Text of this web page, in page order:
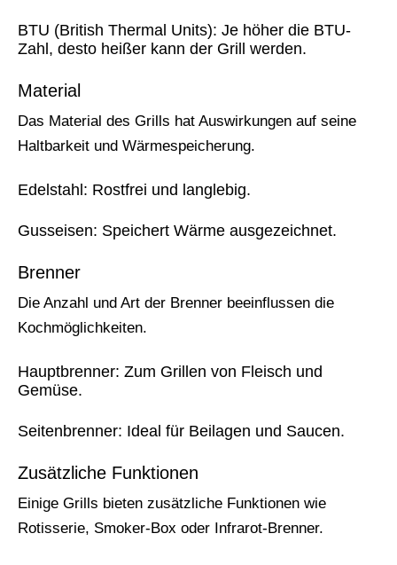
BTU (British Thermal Units): Je höher die BTU-
Zahl, desto heißer kann der Grill werden.
Material
Das Material des Grills hat Auswirkungen auf seine
Haltbarkeit und Wärmespeicherung.
Edelstahl: Rostfrei und langlebig.
Gusseisen: Speichert Wärme ausgezeichnet.
Brenner
Die Anzahl und Art der Brenner beeinflussen die
Kochmöglichkeiten.
Hauptbrenner: Zum Grillen von Fleisch und
Gemüse.
Seitenbrenner: Ideal für Beilagen und Saucen.
Zusätzliche Funktionen
Einige Grills bieten zusätzliche Funktionen wie
Rotisserie, Smoker-Box oder Infrarot-Brenner.